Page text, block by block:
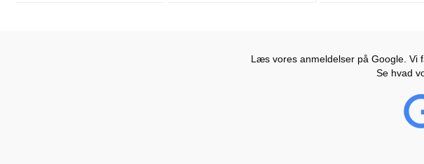
Læs vores anmeldelser på Google. Vi
Se hvad